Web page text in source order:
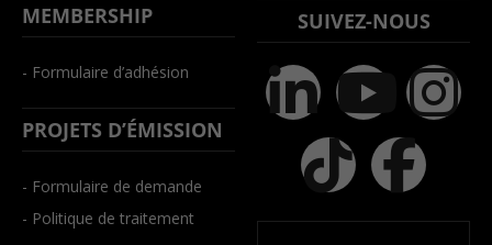
MEMBERSHIP
- Formulaire d’adhésion
PROJETS D’ÉMISSION
- Formulaire de demande
- Politique de traitement
SUIVEZ-NOUS